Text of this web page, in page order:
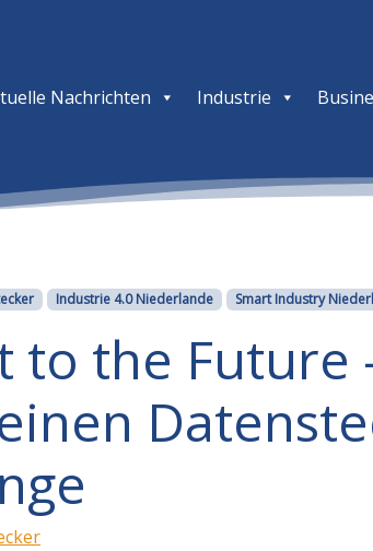
Nachrichten Industrie
Industrie 4.0 Niederlande Smart Industry
to the